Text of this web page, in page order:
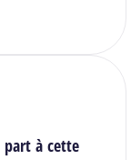
part à cette